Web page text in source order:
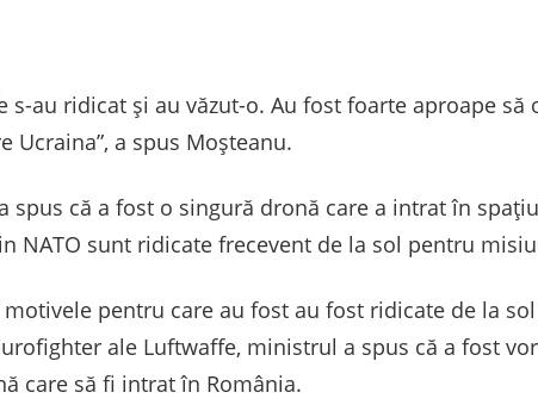
s-au ridicat şi au văzut-o. Au fost foarte aproape
Ucraina”, a spus Moșteanu.
spus că a fost o singură dronă care a intrat în
NATO sunt ridicate frecevent de la sol pentru
motivele pentru care au fost au fost ridicate de la
ale Luftwaffe, ministrul a spus că a fost
care să fi intrat în România.